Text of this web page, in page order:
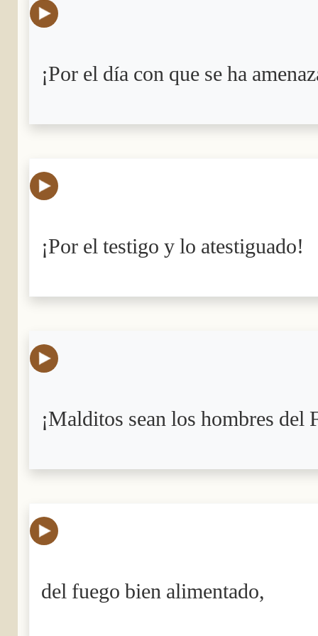
¡Por el día con que se ha
¡Por el testigo y lo atestiguado!
¡Malditos sean los hombres del
del fuego bien alimentado,